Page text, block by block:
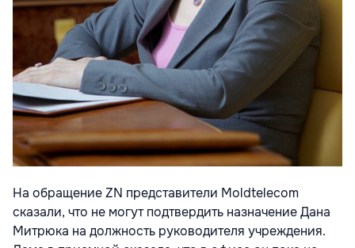
На обращение ZN представители Moldtelecom
сказали, что не могут подтвердить назначение Дана
Митрюка на должность руководителя учреждения.